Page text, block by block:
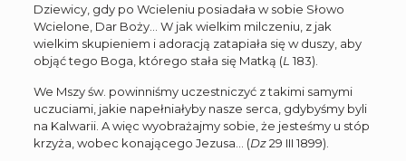
Dziewicy, gdy po Wcieleniu posiadała w sobie Słowo
Wcielone, Dar Boży… W jak wielkim milczeniu, z jak
wielkim skupieniem i adoracją zatapiała się w duszy, aby
objąć tego Boga, którego stała się Matką (L 183).
We Mszy św. powinniśmy uczestniczyć z takimi samymi
uczuciami, jakie napełniałyby nasze serca, gdybyśmy byli
na Kalwarii. A więc wyobrażajmy sobie, że jesteśmy u stóp
krzyża, wobec konającego Jezusa… (Dz29 III 1899).